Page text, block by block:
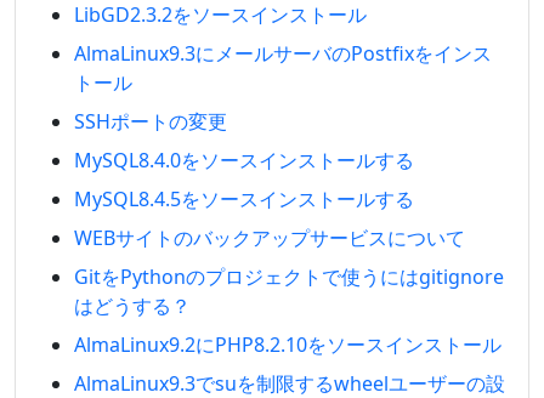
LibGD2.3.2をソースインストール
AlmaLinux9.3にメールサーバのPostfixをインス
トール
SSHポートの変更
MySQL8.4.0をソースインストールする
MySQL8.4.5をソースインストールする
WEBサイトのバックアップサービスについて
GitをPythonのプロジェクトで使うにはgitignore
はどうする？
AlmaLinux9.2にPHP8.2.10をソースインストール
AlmaLinux9.3でsuを制限するwheelユーザーの設